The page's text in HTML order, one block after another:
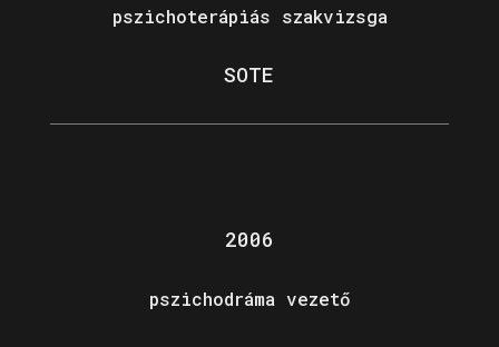
pszichoterápiás szakvizsga
SOTE
2006
pszichodráma vezető